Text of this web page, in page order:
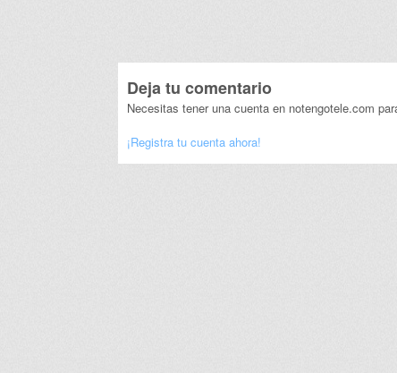
Deja tu comentario
Necesitas tener una cuenta en notengotele.com
¡Registra tu cuenta ahora!